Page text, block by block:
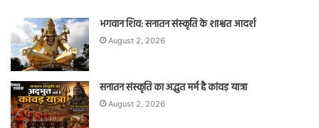
भगवान शिव: सनातन संस्कृति के शाश्वत आदर्श
August 2, 2026
सनातन संस्कृति का अद्भुत मर्म है कांवड़ यात्रा
August 2, 2026